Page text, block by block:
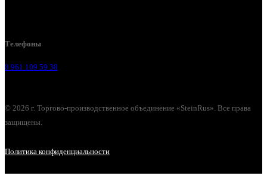
Телефоны
8 961 109 59 38
© 2026 г. Торгово-производственное объединение «SteinRus». Все права
защищены.
Политика конфиденциальности